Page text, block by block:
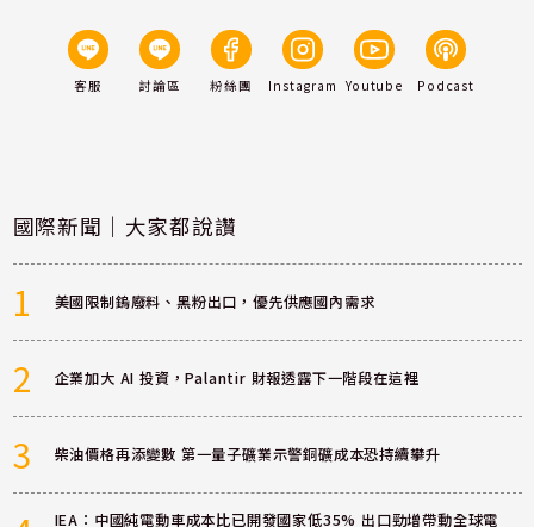
客服 討論區 粉絲團 Instagram Youtube Podcast
國際新聞｜大家都說讚
1 美國限制鎢廢料、黑粉出口，優先供應國內需求
2 企業加大 AI 投資，Palantir 財報透露下一階段在這裡
3 柴油價格再添變數 第一量子礦業示警銅礦成本恐持續攀升
IEA：中國純電動車成本比已開發國家低35% 出口勁增帶動全球電